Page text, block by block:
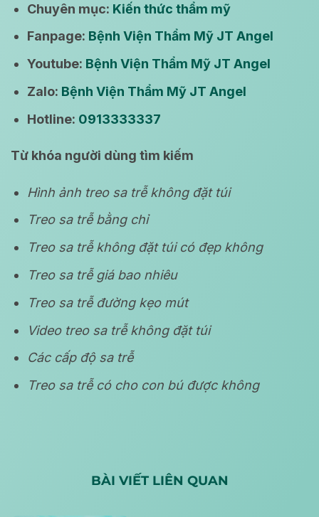
Chuyên mục: Kiến thức thẩm mỹ
Fanpage: Bệnh Viện Thẩm Mỹ JT Angel
Youtube: Bệnh Viện Thẩm Mỹ JT Angel
Zalo: Bệnh Viện Thẩm Mỹ JT Angel
Hotline: 0913333337
Từ khóa người dùng tìm kiếm
Hình ảnh treo sa trễ không đặt túi
Treo sa trễ bằng chỉ
Treo sa trễ không đặt túi có đẹp không
Treo sa trễ giá bao nhiêu
Treo sa trễ đường kẹo mút
Video treo sa trễ không đặt túi
Các cấp độ sa trễ
Treo sa trễ có cho con bú được không
BÀI VIẾT LIÊN QUAN